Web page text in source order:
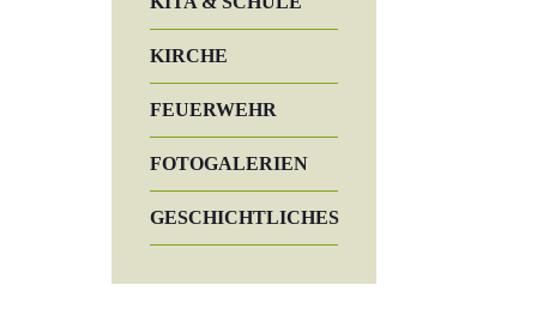
KIRCHE
FEUERWEHR
FOTOGALERIEN
GESCHICHTLICHES